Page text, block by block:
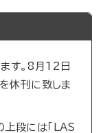
す。8月12日
休刊に致しま
段には「LAS